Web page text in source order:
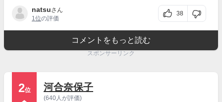
natsuさん
1位の評価
38
コメントをもっと読む
スポンサーリンク
2位 河合奈保子
(640人が評価)